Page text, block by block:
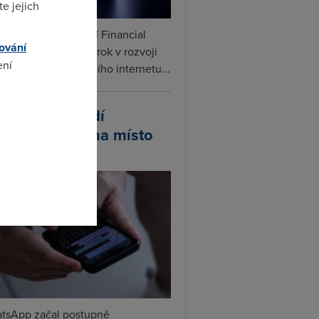
podle informací Financial
připravuje další krok v rozvoji
Vedle satelitního internetu...
zavádí
jména místo
začal postupně
jejich